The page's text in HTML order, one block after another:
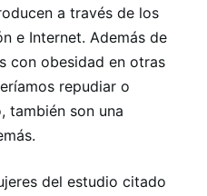
a través de los
e Internet. Además de
con obesidad en otras
repudiar o
también son una
del estudio citado